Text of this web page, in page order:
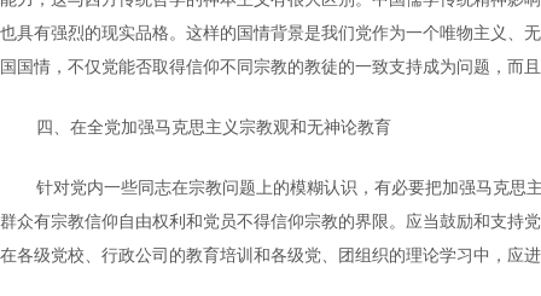
也具有强烈的现实品格。这样的国情背景是我们党作为一个唯物主义、
国国情，不仅党能否取得信仰不同宗教的教徒的一致支持成为问题，
四、在全党加强马克思主义宗教观和无神论教育
针对党内一些同志在宗教问题上的模糊认识，有必要把加强马克
群众有宗教信仰自由权利和党员不得信仰宗教的界限。应当鼓励和支持
在各级党校、行政公司的教育培训和各级党、团组织的理论学习中，应